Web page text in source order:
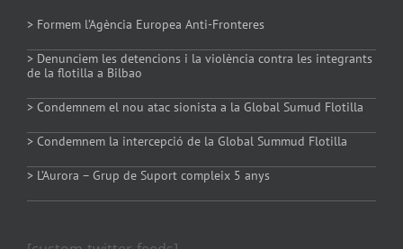
> Formem l’Agència Europea Anti-Fronteres
> Denunciem les detencions i la violència contra les integrants
de la flotilla a Bilbao
> Condemnem el nou atac sionista a la Global Sumud Flotilla
> Condemnem la intercepció de la Global Summud Flotilla
> L’Aurora – Grup de Suport compleix 5 anys
Política de Cookies